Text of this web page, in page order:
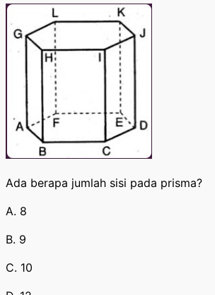
Ada berapa jumlah sisi pada prisma?
A. 8
B. 9
C. 10